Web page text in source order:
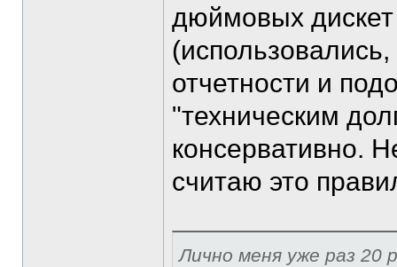
дюймовых
отчетности и
"техническим
консервативно.
считаю это
Лично меня уже раз 20